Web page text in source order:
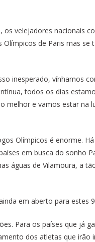
velejadores nacionais
de Paris mas se
inesperado, vínhamos
todos os dias
melhor e vamos estar na
Olímpicos é enorme.
em busca do sonho
águas de Vilamoura, a
em aberto para estes
Para os países que já
dos atletas que irão